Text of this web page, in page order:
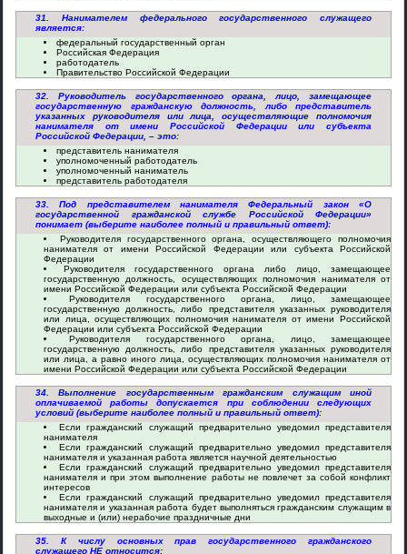
31. Нанимателем федерального государственного служащего
является:
федеральный государственный орган
Российская Федерация
работодатель
Правительство Российской Федерации
32. Руководитель государственного органа, лицо, замещающее
государственную гражданскую должность, либо представитель
указанных руководителя или лица, осуществляющие полномочия
нанимателя от имени Российской Федерации или субъекта
Российской Федерации, – это:
представитель нанимателя
уполномоченный работодатель
уполномоченный наниматель
представитель работодателя
33. Под представителем нанимателя Федеральный закон «О
государственной гражданской службе Российской Федерации»
понимает (выберите наиболее полный и правильный ответ):
Руководителя государственного органа, осуществляющего полномочия
нанимателя от имени Российской Федерации или субъекта Российской
Федерации
Руководителя государственного органа либо лицо, замещающее
государственную должность, осуществляющих полномочия нанимателя от
имени Российской Федерации или субъекта Российской Федерации
Руководителя государственного органа, лицо, замещающее
государственную должность, либо представителя указанных руководителя
или лица, осуществляющих полномочия нанимателя от имени Российской
Федерации или субъекта Российской Федерации
Руководителя государственного органа, лицо, замещающее
государственную должность, либо представителя указанных руководителя
или лица, а равно иного лица, осуществляющих полномочия нанимателя от
имени Российской Федерации или субъекта Российской Федерации
34. Выполнение государственным гражданским служащим иной
оплачиваемой работы допускается при соблюдении следующих
условий (выберите наиболее полный и правильный ответ):
Если гражданский служащий предварительно уведомил представителя
нанимателя
Если гражданский служащий предварительно уведомил представителя
нанимателя и указанная работа является научной деятельностью
Если гражданский служащий предварительно уведомил представителя
нанимателя и при этом выполнение работы не повлечет за собой конфликт
интересов
Если гражданский служащий предварительно уведомил представителя
нанимателя и указанная работа будет выполняться гражданским служащим в
выходные и (или) нерабочие праздничные дни
35. К числу основных прав государственного гражданского
служащего НЕ относится: